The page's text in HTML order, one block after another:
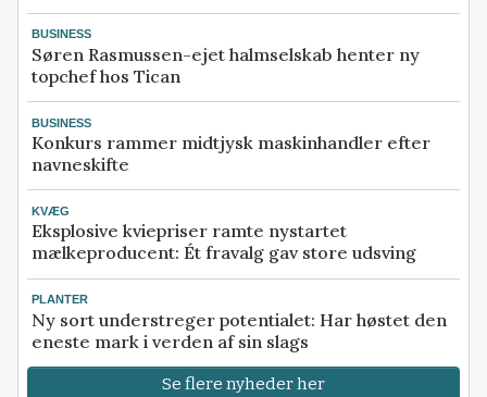
BUSINESS
Søren Rasmussen-ejet halmselskab henter ny
topchef hos Tican
BUSINESS
Konkurs rammer midtjysk maskinhandler efter
navneskifte
KVÆG
Eksplosive kviepriser ramte nystartet
mælkeproducent: Ét fravalg gav store udsving
PLANTER
Ny sort understreger potentialet: Har høstet den
eneste mark i verden af sin slags
Se flere nyheder her